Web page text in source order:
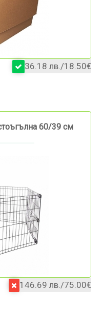
36.18 лв./18.50€
60/39 см
146.69 лв./75.00€